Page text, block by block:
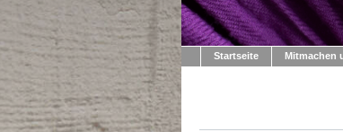
Startseite Mitmachen